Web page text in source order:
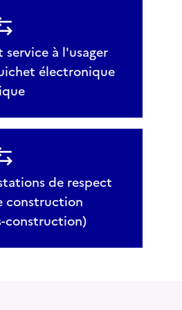
service à l'usager
électronique
de respect
construction
construction)